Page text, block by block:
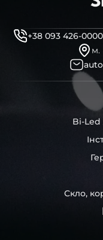
+38 093 426-0000
м.
Bi-Led
Скло,